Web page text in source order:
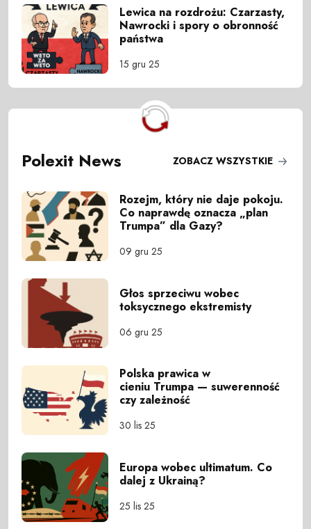
Lewica na rozdrożu: Czarzasty,
Nawrocki i spory o obronność
państwa
15 gru 25
Polexit News ZOBACZ WSZYSTKIE
Rozejm, który nie daje pokoju.
Co naprawdę oznacza „plan
Trumpa” dla Gazy?
09 gru 25
Głos sprzeciwu wobec
toksycznego ekstremisty
06 gru 25
Polska prawica w
cieniu Trumpa — suwerenność
czy zależność
30 lis 25
Europa wobec ultimatum. Co
dalej z Ukrainą?
25 lis 25